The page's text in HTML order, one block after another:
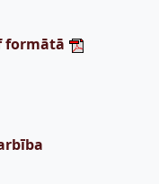
formātā